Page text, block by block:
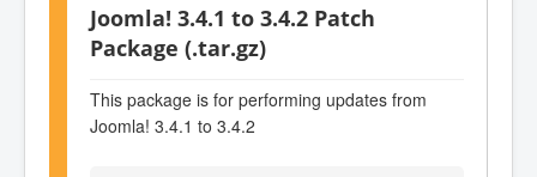
Joomla! 3.4.1 to 3.4.2 Patch
Package (.tar.gz)
This package is for performing updates from
Joomla! 3.4.1 to 3.4.2